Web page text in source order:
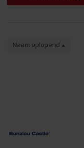
Naam oplopend